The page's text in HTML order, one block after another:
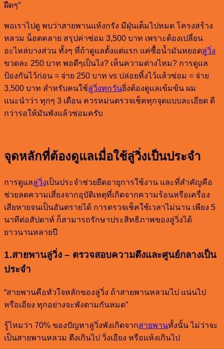
ฝืดๆ”
พอเราไปดู พบว่าสายพานแห้งกรัง มีฝุ่นเต็มไปหมด โครงสร้าง
หลวม น็อตคลาย สรุปค่าซ่อม 3,500 บาท เพราะต้องเปลี่ยน
อะไหล่บางส่วน ทั้งๆ ที่ถ้าดูแลตั้งแต่แรก แค่ซื้อน้ำมันหยอดลู่วิ่ง
ขวดละ 250 บาท พอดีๆเป็นไง? เห็นความต่างไหม? การดูแล
ป้องกันไว้ก่อน = จ่าย 250 บาท vs ปล่อยทิ้งไว้แล้วซ่อม = จ่าย
3,500 บาท สำหรับคนใช้ลู่วิ่งทุกวันยิ่งต้องดูแลเข้มข้น ผม
แนะนำว่า ทุกๆ 3 เดือน ควรหม่นตรวจเช็คทุกจุดแบบละเอียด ดี
กว่ารอให้มันพังแล้วซ่อมครับ
จุดหลักที่ต้องดูแลเมื่อใช้ลู่วิ่งเป็นประจำ
การดูแลลู่วิ่งเป็นประจำช่วยยืดอายุการใช้งาน และที่สำคัญคือ
ช่วยลดความเสี่ยงจากอุบัติเหตุที่เกิดจากความร้อนหรือเครื่อง
เสียหายจนเป็นอันตรายได้ การตรวจเช็คใช้เวลาไม่นาน เพียง 5
นาทีต่อสัปดาห์ ก็สามารถรักษาประสิทธิภาพของลู่วิ่งได้
ยาวนานหลายปี
1.สายพานลู่วิ่ง – ตรวจสอบความตึงและศูนย์กลางเป็น
ประจำ
“สายพานคือหัวใจหลักของลู่วิ่ง ถ้าสายพานหลวมไป แน่นไป
หรือเอียง ทุกอย่างจะพังตามกันหมด”
รู้ไหมว่า 70% ของปัญหาลู่วิ่งพังเกิดจากสายพานทั้งนั้น ไม่ว่าจะ
เป็นสายพานหลวม ตึงเกินไป วิ่งเอียง หรือแห้งเกินไป